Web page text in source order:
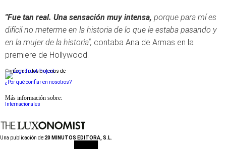
"Fue tan real. Una sensación muy intensa, porque para mí es
difícil no meterme en la historia de lo que le estaba pasando y
en la mujer de la historia", contaba Ana de Armas en la
premiere de Hollywood.
Conforme a los criterios de
¿Por qué confiar en nosotros?
Más información sobre:
Internacionales
Una publicación de:20 MINUTOS EDITORA, S.L.